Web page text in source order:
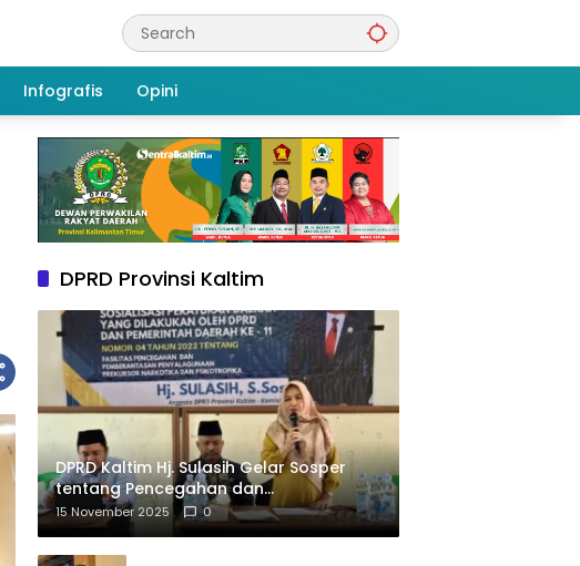
Infografis Opini
DPRD Provinsi Kaltim
DPRD Kaltim Hj. Sulasih Gelar Sosper
tentang Pencegahan dan
Pemberantasan NAPZA
15 November 2025 0